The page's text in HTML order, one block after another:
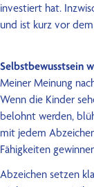
investiert hat.
und ist kurz vor
Selbstbewusstsein
Meiner Meinung
Wenn die Kinder
belohnt werden,
mit jedem
Fähigkeiten
Abzeichen setzen